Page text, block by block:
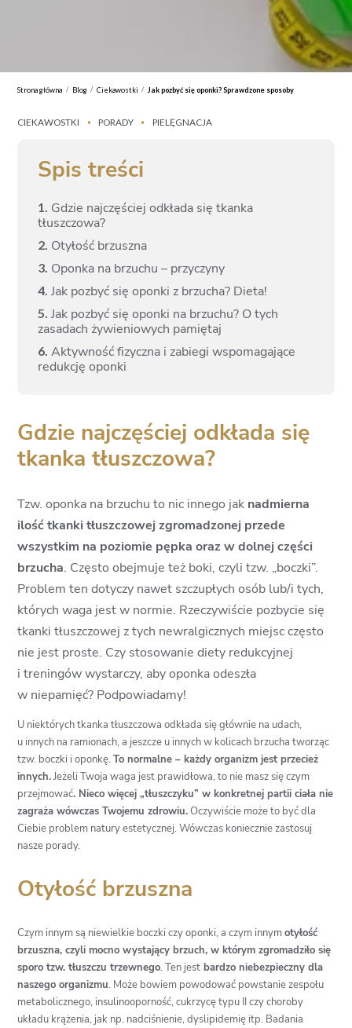
Strona główna / Blog / Ciekawostki / Jak pozbyć się oponki? Sprawdzone sposoby
CIEKAWOSTKI • PORADY • PIELĘGNACJA
Spis treści
1.
Gdzie najczęściej odkłada się tkanka
tłuszczowa?
2. Otyłość brzuszna
3. Oponka na brzuchu – przyczyny
4. Jak pozbyć się oponki z brzucha? Dieta!
5. Jak pozbyć się oponki na brzuchu? O tych
zasadach żywieniowych pamiętaj
6. Aktywność fizyczna i zabiegi wspomagające
redukcję oponki
Gdzie najczęściej odkłada się
tkanka tłuszczowa?
Tzw. oponka na brzuchu to nic innego jak nadmierna
ilość tkanki tłuszczowej zgromadzonej przede
wszystkim na poziomie pępka oraz w dolnej części
brzucha. Często obejmuje też boki, czyli tzw. „boczki”.
Problem ten dotyczy nawet szczupłych osób lub/i tych,
których waga jest w normie. Rzeczywiście pozbycie się
tkanki tłuszczowej z tych newralgicznych miejsc często
nie jest proste. Czy stosowanie diety redukcyjnej
i treningów wystarczy, aby oponka odeszła
w niepamięć? Podpowiadamy!
U niektórych tkanka tłuszczowa odkłada się głównie na udach,
u innych na ramionach, a jeszcze u innych w kolicach brzucha tworząc
tzw. boczki i oponkę.To normalne – każdy organizm jest przecież
innych.Jeżeli Twoja waga jest prawidłowa, to nie masz się czym
przejmować. Nieco więcej „tłuszczyku” w konkretnej partii ciała nie
zagraża wówczas Twojemu zdrowiu.Oczywiście może to być dla
Ciebie problem natury estetycznej. Wówczas koniecznie zastosuj
nasze porady.
Otyłość brzuszna
Czym innym są niewielkie boczki czy oponki, a czym innymotyłość
brzuszna, czyli mocno wystający brzuch, w którym zgromadziło się
sporo tzw. tłuszczu trzewnego. Ten jest bardzo niebezpieczny dla
naszego organizmu. Może bowiem powodować powstanie zespołu
metabolicznego, insulinooporność, cukrzycę typu II czy choroby
układu krążenia, jak np. nadciśnienie, dyslipidemię itp. Badania